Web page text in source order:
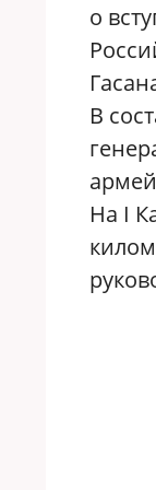
о
В
На I